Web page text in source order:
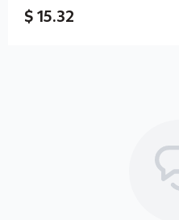
15.32 $